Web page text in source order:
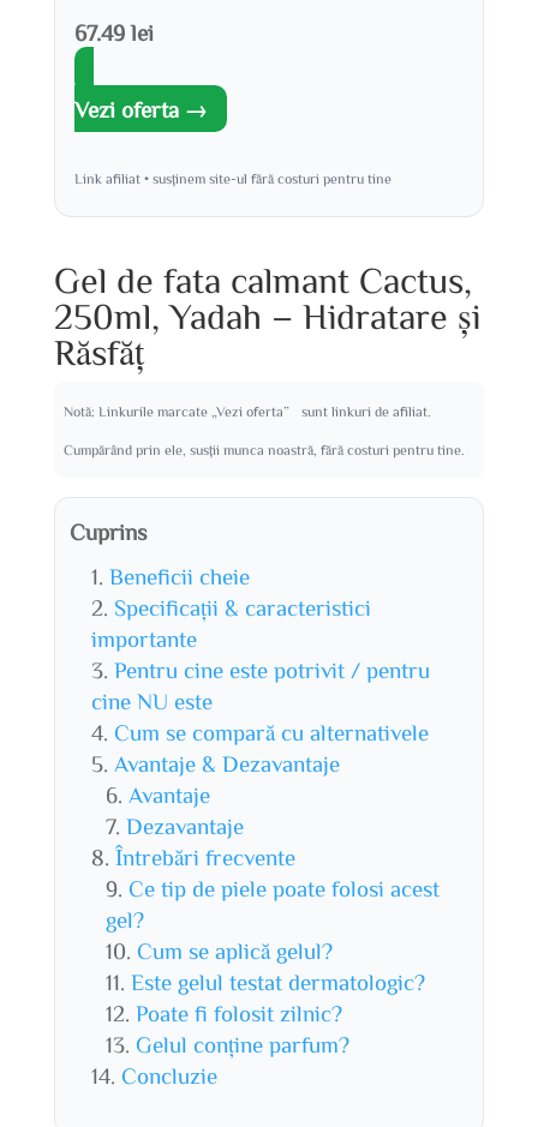
67.49 lei
Vezi oferta →
Link afiliat • susținem site-ul fără costuri pentru tine
Gel de fata calmant Cactus,
250ml, Yadah – Hidratare și
Răsfăț
Notă: Linkurile marcate „Vezi oferta” sunt linkuri de afiliat.
Cumpărând prin ele, susții munca noastră, fără costuri pentru tine.
Cuprins
Beneficii cheie
Specificații & caracteristici
importante
Pentru cine este potrivit / pentru
cine NU este
Cum se compară cu alternativele
Avantaje & Dezavantaje
Avantaje
Dezavantaje
Întrebări frecvente
Ce tip de piele poate folosi acest
gel?
Cum se aplică gelul?
Este gelul testat dermatologic?
Poate fi folosit zilnic?
Gelul conține parfum?
Concluzie